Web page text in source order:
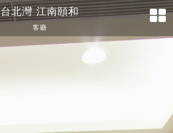
台北灣 江南頤和
客廳